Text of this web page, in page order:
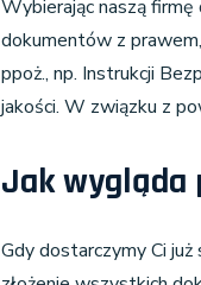
Wybierając naszą firmę
dokumentów z
ppoż., np. Instrukcji
jakości. W związku z
Jak wygląda
Gdy dostarczymy Ci